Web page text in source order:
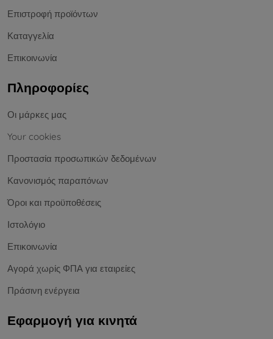
Επιστροφή προϊόντων
Καταγγελία
Επικοινωνία
Πληροφορίες
Οι μάρκες μας
Your cookies
Προστασία προσωπικών δεδομένων
Κανονισμός παραπόνων
Όροι και προϋποθέσεις
Ιστολόγιο
Επικοινωνία
Αγορά χωρίς ΦΠΑ για εταιρείες
Πράσινη ενέργεια
Εφαρμογή για κινητά